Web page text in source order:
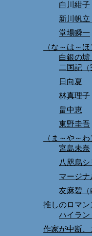
白川紺子
新川帆立
堂場瞬一
（な～は～
白銀の
二国記（
日向夏
林真理子
畠中恵
東野圭吾
（ま～や～
宮島未奈
八咫烏シ
マージ
友麻碧（
推しのロマ
ハイラン
作家が中断